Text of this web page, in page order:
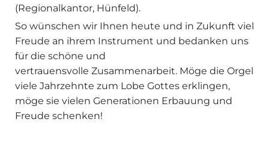
(Regionalkantor, Hünfeld).
So wünschen wir Ihnen heute und in Zukunft viel
Freude an ihrem Instrument und bedanken uns
für die schöne und
vertrauensvolle Zusammenarbeit. Möge die Orgel
viele Jahrzehnte zum Lobe Gottes erklingen,
möge sie vielen Generationen Erbauung und
Freude schenken!